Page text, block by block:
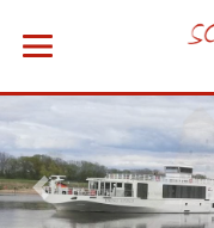
Menü öffnen
Vorheriges Bild